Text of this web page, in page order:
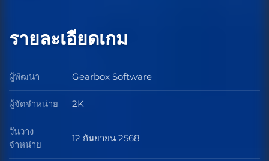
รายละเอียดเกม
ผู้พัฒนา ผู้พัฒนา
Gearbox Software
ผู้จัดจำหน่าย ผู้จัดจำหน่าย
2K
วันวาง
จำหน่าย
วันวางจำหน่าย
12 กันยายน 2568